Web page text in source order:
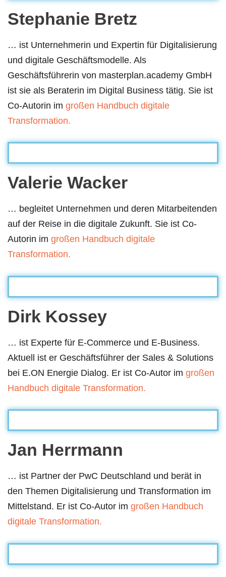
Stephanie Bretz
… ist Unternehmerin und Expertin für Digitalisierung
und digitale Geschäftsmodelle. Als
Geschäftsführerin von masterplan.academy GmbH
ist sie als Beraterin im Digital Business tätig. Sie ist
Co-Autorin im großen Handbuch digitale
Transformation.
Valerie Wacker
… begleitet Unternehmen und deren Mitarbeitenden
auf der Reise in die digitale Zukunft. Sie ist Co-
Autorin im großen Handbuch digitale
Transformation.
Dirk Kossey
… ist Experte für E-Commerce und E-Business.
Aktuell ist er Geschäftsführer der Sales & Solutions
bei E.ON Energie Dialog. Er ist Co-Autor im großen
Handbuch digitale Transformation.
Jan Herrmann
… ist Partner der PwC Deutschland und berät in
den Themen Digitalisierung und Transformation im
Mittelstand. Er ist Co-Autor im großen Handbuch
digitale Transformation.